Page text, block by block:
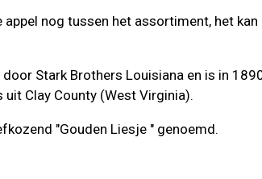
nog tussen het assortiment, het
Stark Brothers Louisiana en is in
Clay County (West Virginia).
"Gouden Liesje " genoemd.